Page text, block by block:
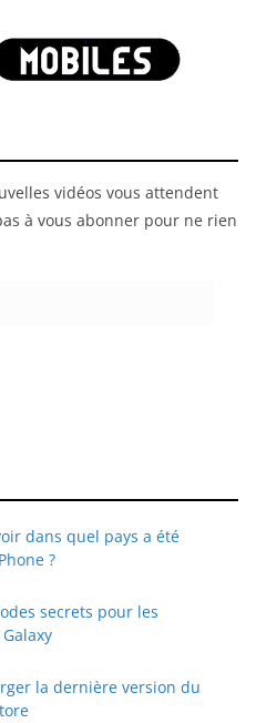
vidéos vous attendent
à vous abonner pour ne rien
dans quel pays a été
?
secrets pour les
la dernière version du